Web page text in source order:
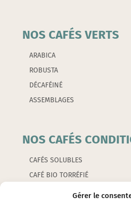
Gérer le
NOS CAFÉS VERTS
ARABICA
ROBUSTA
DÉCAFÉINÉ
ASSEMBLAGES
NOS CAFÉS
CAFÉS SOLUBLES
CAFÉ BIO TORRÉFIÉ